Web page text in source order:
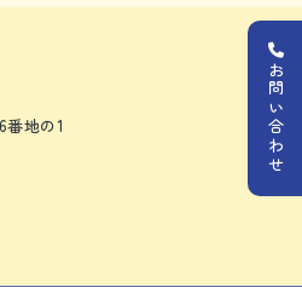
お問い合わせ
地の1